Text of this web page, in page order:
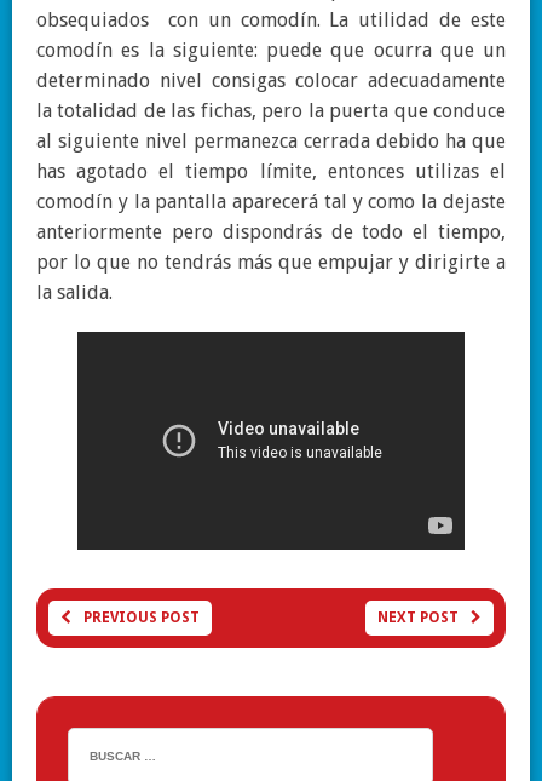
obsequiados con un comodín. La utilidad de este
comodín es la siguiente: puede que ocurra que un
determinado nivel consigas colocar adecuadamente
la totalidad de las fichas, pero la puerta que conduce
al siguiente nivel permanezca cerrada debido ha que
has agotado el tiempo límite, entonces utilizas el
comodín y la pantalla aparecerá tal y como la dejaste
anteriormente pero dispondrás de todo el tiempo,
por lo que no tendrás más que empujar y dirigirte a
la salida.
PREVIOUS POST NEXT POST